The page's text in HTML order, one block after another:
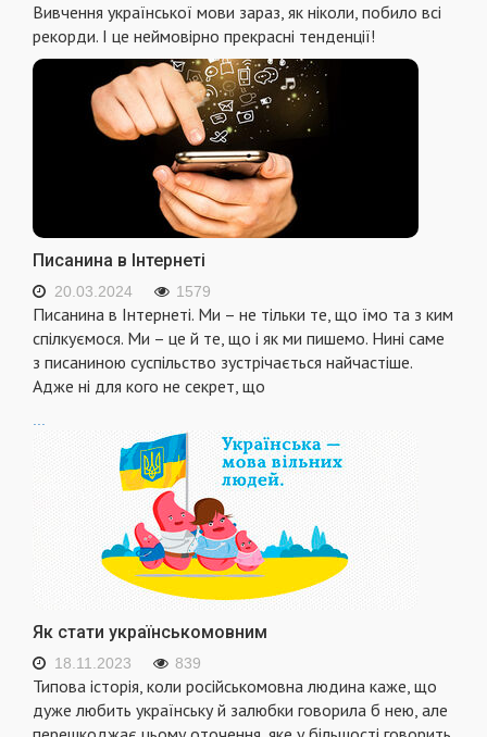
Вивчення української мови зараз, як ніколи, побило всі
рекорди. І це неймовірно прекрасні тенденції!
Писанина в Інтернеті
20.03.2024 1579
Писанина в Інтернеті. Ми – не тільки те, що їмо та з ким
спілкуємося. Ми – це й те, що і як ми пишемо. Нині саме
з писаниною суспільство зустрічається найчастіше.
Адже ні для кого не секрет, що
...
Як стати українськомовним
18.11.2023 839
Типова історія, коли російськомовна людина каже, що
дуже любить українську й залюбки говорила б нею, але